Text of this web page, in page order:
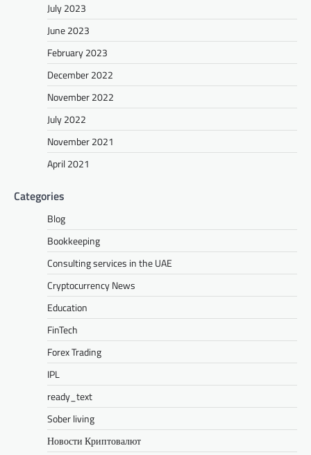
July 2023
June 2023
February 2023
December 2022
November 2022
July 2022
November 2021
April 2021
Categories
Blog
Bookkeeping
Consulting services in the UAE
Cryptocurrency News
Education
FinTech
Forex Trading
IPL
ready_text
Sober living
Новости Криптовалют